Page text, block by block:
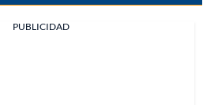
PUBLICIDAD